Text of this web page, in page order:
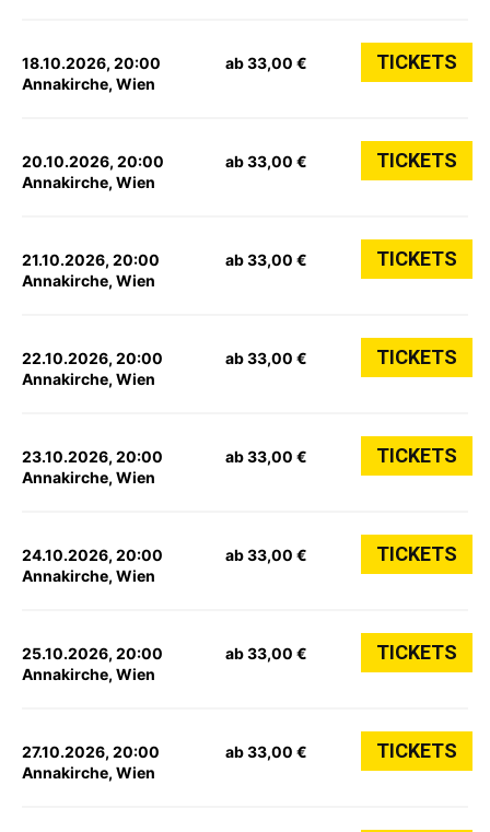
18.10.2026, 20:00
Annakirche, Wien
ab 33,00 € TICKETS
20.10.2026, 20:00
Annakirche, Wien
ab 33,00 € TICKETS
21.10.2026, 20:00
Annakirche, Wien
ab 33,00 € TICKETS
22.10.2026, 20:00
Annakirche, Wien
ab 33,00 € TICKETS
23.10.2026, 20:00
Annakirche, Wien
ab 33,00 € TICKETS
24.10.2026, 20:00
Annakirche, Wien
ab 33,00 € TICKETS
25.10.2026, 20:00
Annakirche, Wien
ab 33,00 € TICKETS
27.10.2026, 20:00
Annakirche, Wien
ab 33,00 € TICKETS